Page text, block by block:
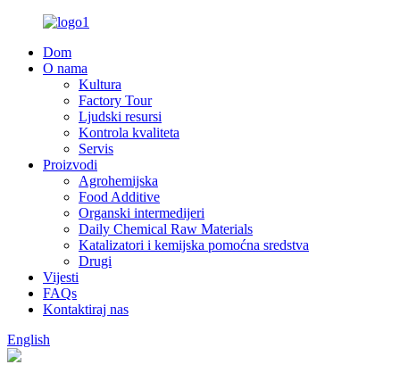
Dom
O nama
Kultura
Factory Tour
Ljudski resursi
Kontrola kvaliteta
Servis
Proizvodi
Agrohemijska
Food Additive
Organski intermedijeri
Daily Chemical Raw Materials
Katalizatori i kemijska pomoćna sredstva
Drugi
Vijesti
FAQs
Kontaktiraj nas
English